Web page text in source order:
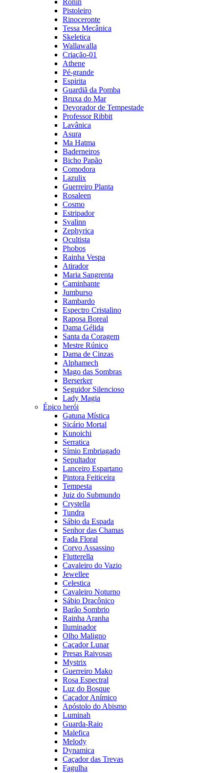
Ronin
Pistoleiro
Rinoceronte
Tessa Mecânica
Skeletica
Wallawalla
Criação-01
Athene
Pé-grande
Espirita
Guardiã da Pomba
Bruxa do Mar
Devorador de Tempestade
Professor Ribbit
Lavânica
Asura
Ma Hatma
Baderneiros
Bicho Papão
Comodora
Lazulix
Guerreiro Planta
Rosaleen
Cosmo
Estripador
Svalinn
Zephyrica
Ocultista
Phobos
Rainha Vespa
Atirador
Maria Sangrenta
Caminhante
Jumburso
Rambardo
Espectro Cristalino
Raposa Boreal
Dama Gélida
Santa da Coragem
Mestre Rúnico
Dama de Cinzas
Alphamech
Mago das Sombras
Berserker
Seguidor Silencioso
Lady Magia
Épico herói
Gatuna Mística
Sicário Mortal
Kunoichi
Serratica
Símio Embriagado
Sepultador
Lanceiro Espartano
Pintora Feiticeira
Tempesta
Juiz do Submundo
Crystella
Tundra
Sábio da Espada
Senhor das Chamas
Fada Floral
Corvo Assassino
Flutterella
Cavaleiro do Vazio
Jewellee
Celestica
Cavaleiro Noturno
Sábio Dracônico
Barão Sombrio
Rainha Aranha
Iluminador
Olho Maligno
Caçador Lunar
Presas Raivosas
Mystrix
Guerreiro Mako
Rosa Espectral
Luz do Bosque
Caçador Anímico
Apóstolo do Abismo
Luminah
Guarda-Raio
Malefica
Melody
Dynamica
Caçador das Trevas
Fagulha